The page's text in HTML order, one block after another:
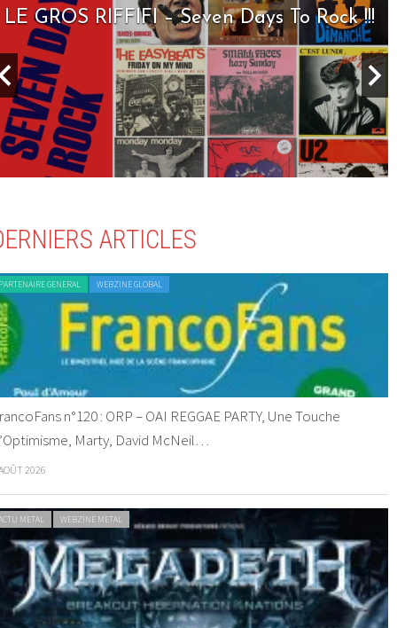
LE GROS RIFFIFI – Seven Days To Rock !!!
ARTICLES
GENERAL WEBZINE GLOBAL
n°120 : ORP – OAI REGGAE PARTY, Une Touche
Marty, David McNeil…
2026
METAL WEBZINE METAL